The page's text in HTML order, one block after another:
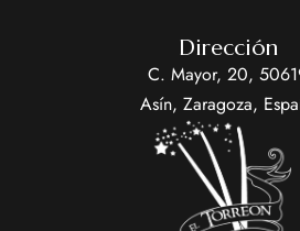
Dirección
C. Mayor, 20,
Asín, Zaragoza,